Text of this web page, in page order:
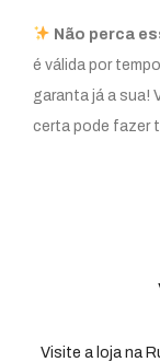
Não perca
é válida por
garanta já a sua!
certa pode fazer
Visite a loja na